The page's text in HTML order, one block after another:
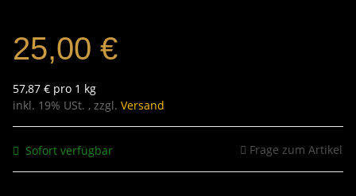
25,00 €
57,87 € pro 1 kg
inkl. 19% USt. , zzgl. Versand
Sofort verfügbar Frage zum Artikel